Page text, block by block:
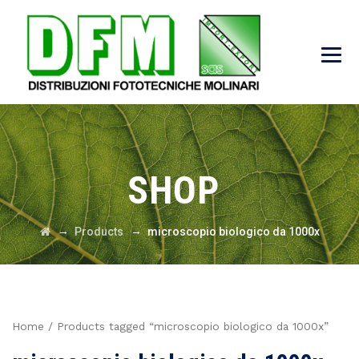
SHOP
→Products→microscopio biologico da 1000x
Home / Products tagged “microscopio biologico da 1000x”